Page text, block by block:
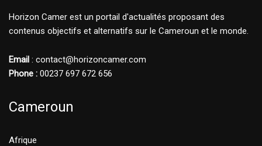
Horizon Camer est un portail d'actualités proposant des
contenus objectifs et alternatifs sur le Cameroun et le monde.
Email : contact@horizoncamer.com
Phone : 00237 697 672 656
Cameroun
Afrique